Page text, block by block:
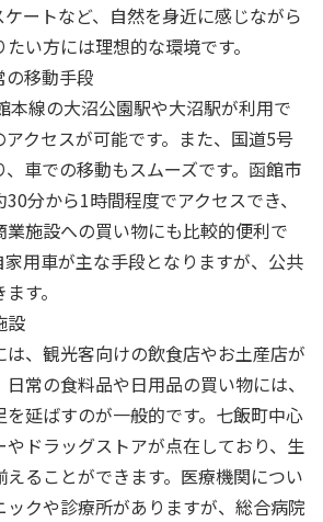
ートなど、自然を身近に感じながら
い方には理想的な環境です。
移動手段
本線の大沼公園駅や大沼駅が利用で
クセスが可能です。また、国道5号
車での移動もスムーズです。函館市
分から1時間程度でアクセスでき、
施設への買い物にも比較的便利で
用車が主な手段となりますが、公共
す。
設
、観光客向けの飲食店やお土産店が
常の食料品や日用品の買い物には、
延ばすのが一般的です。七飯町中心
ドラッグストアが点在しており、生
ることができます。医療機関につい
クや診療所がありますが、総合病院